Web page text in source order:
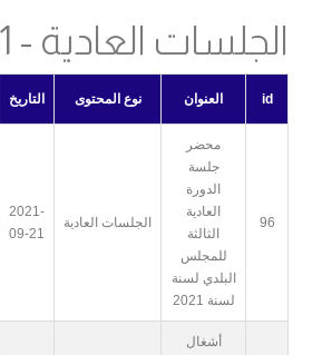
الجلسات العادية - 2021
id العنوان نوع المحتوى التاريخ
96
محضر
جلسة
الدورة
العادية
الثالثة
للمجلس
البلدي لسنة
لسنة 2021
الجلسات العادية
2021-
09-21
أشغال